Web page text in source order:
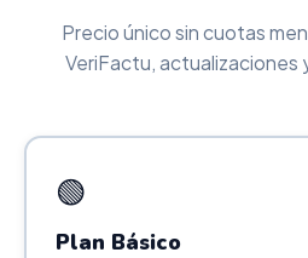
Precio único sin cuotas
VeriFactu, actualizaciones
🟢
Plan Básico